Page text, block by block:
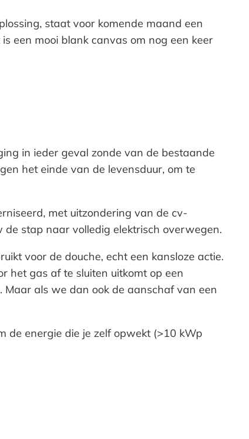
staat voor komende maand een
een mooi blank canvas om nog een keer
in ieder geval zonde van de bestaande
het einde van de levensduur, om te
met uitzondering van de cv-
stap naar volledig elektrisch overwegen.
voor de douche, echt een kansloze actie.
het gas af te sluiten uitkomt op een
als we dan ook de aanschaf van een
de energie die je zelf opwekt (>10 kWp